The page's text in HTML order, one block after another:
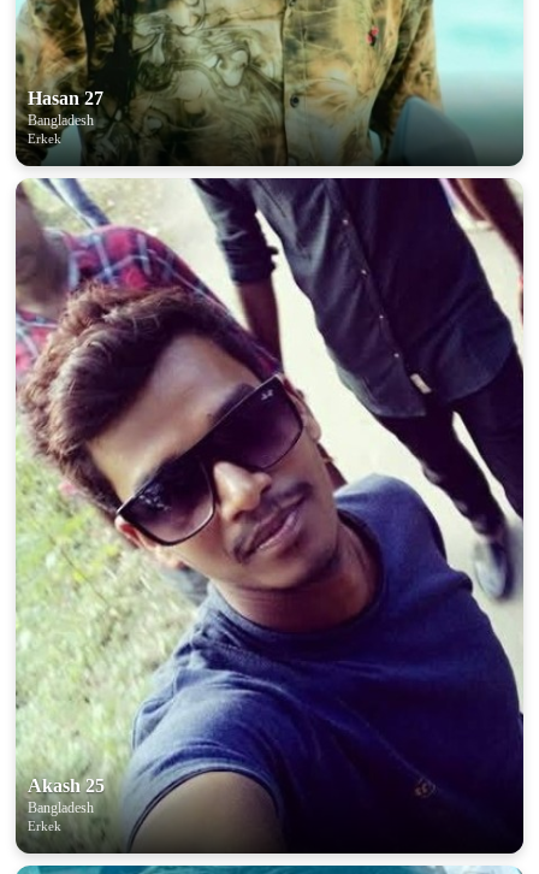
Hasan 27
Bangladesh
Erkek
Akash 25
Bangladesh
Erkek